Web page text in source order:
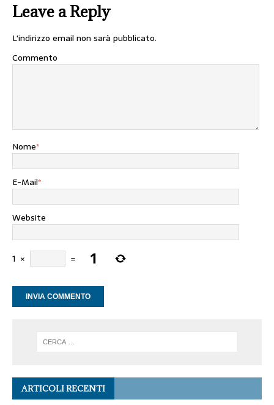
Leave a Reply
L'indirizzo email non sarà pubblicato.
Commento
Nome*
E-Mail*
Website
1 × =
ARTICOLI RECENTI